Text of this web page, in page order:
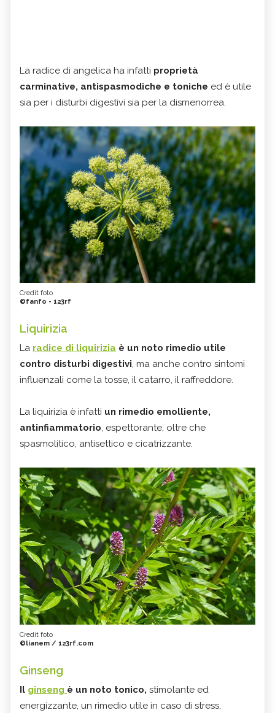
La radice di angelica ha infatti proprietà
carminative, antispasmodiche e toniche ed è utile
sia per i disturbi digestivi sia per la dismenorrea.
Credit foto
©fanfo - 123rf
Liquirizia
La radice di liquirizia è un noto rimedio utile
contro disturbi digestivi, ma anche contro sintomi
influenzali come la tosse, il catarro, il raffreddore.
La liquirizia è infatti un rimedio emolliente,
antinfiammatorio, espettorante, oltre che
spasmolitico, antisettico e cicatrizzante.
Credit foto
©lianem / 123rf.com
Ginseng
Il ginseng è un noto tonico, stimolante ed
energizzante, un rimedio utile in caso di stress,